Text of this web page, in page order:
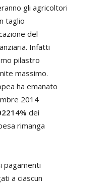
gli agricoltori
taglio
del
Infatti
pilastro
massimo.
ha emanato
2014
dei
rimanga
pagamenti
a ciascun